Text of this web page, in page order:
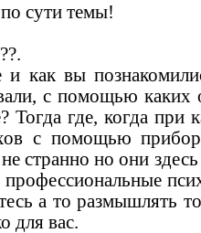
сути темы!
как вы
с помощью
где, когда при
с помощью
странно но они
а то размышлять
для вас.